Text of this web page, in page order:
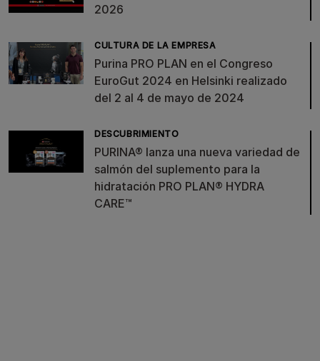
2026
CULTURA DE LA EMPRESA
Purina PRO PLAN en el Congreso
EuroGut 2024 en Helsinki realizado
del 2 al 4 de mayo de 2024
DESCUBRIMIENTO
PURINA® lanza una nueva variedad de
salmón del suplemento para la
hidratación PRO PLAN® HYDRA
CARE™